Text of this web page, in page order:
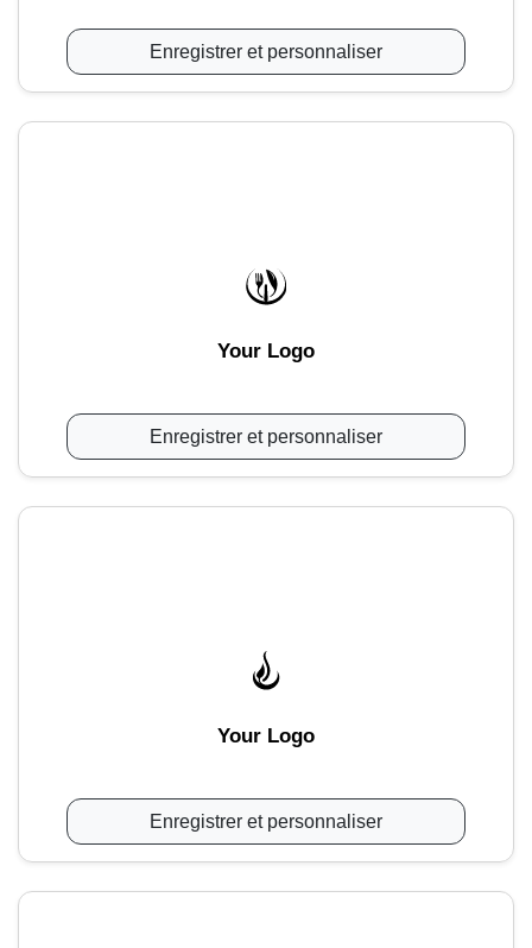
Enregistrer et personnaliser
Your Logo
Enregistrer et personnaliser
Your Logo
Enregistrer et personnaliser